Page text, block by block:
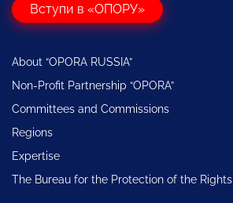
Вступи в «ОПОРУ»
About “OPORA RUSSIA”
Non-Profit Partnership “OPORA”
Committees and Commissions
Regions
Expertise
The Bureau for the Protection of the